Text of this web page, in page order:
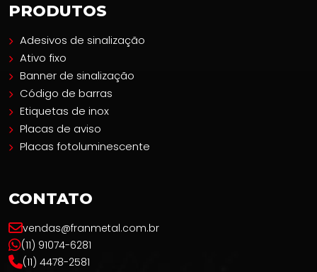
PRODUTOS
Adesivos de sinalização
Ativo fixo
Banner de sinalização
Código de barras
Etiquetas de inox
Placas de aviso
Placas fotoluminescente
CONTATO
vendas@franmetal.com.br
(11) 91074-6281
(11) 4478-2581